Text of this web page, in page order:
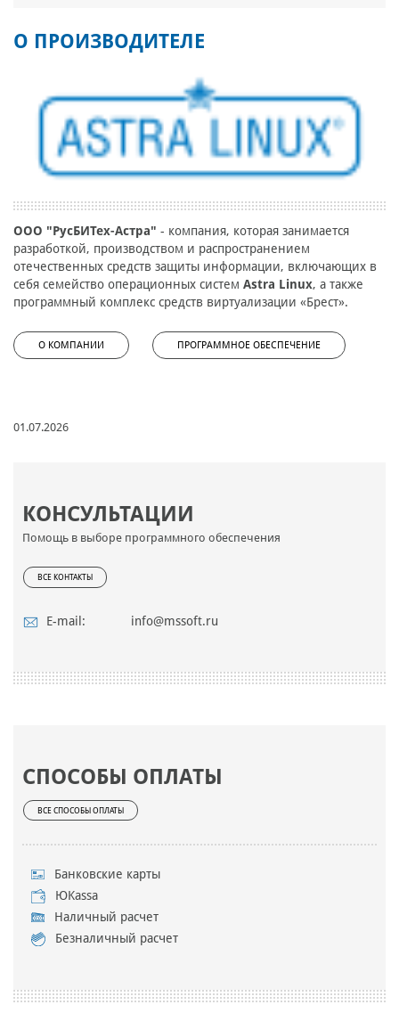
КОНСУЛЬТАЦИИ
Помощь в выборе программного обеспечения
ВСЕ КОНТАКТЫ
E-mail: info@mssoft.ru
СПОСОБЫ ОПЛАТЫ
ВСЕ СПОСОБЫ ОПЛАТЫ
Банковские карты
ЮKassa
Наличный расчет
Безналичный расчет
О ПРОИЗВОДИТЕЛЕ
ООО "РусБИТех-Астра" - компания, которая занимается
разработкой, производством и распространением
отечественных средств защиты информации, включающих в
себя семейство операционных систем Astra Linux, а также
программный комплекс средств виртуализации «Брест».
О КОМПАНИИ ПРОГРАММНОЕ ОБЕСПЕЧЕНИЕ
01.07.2026